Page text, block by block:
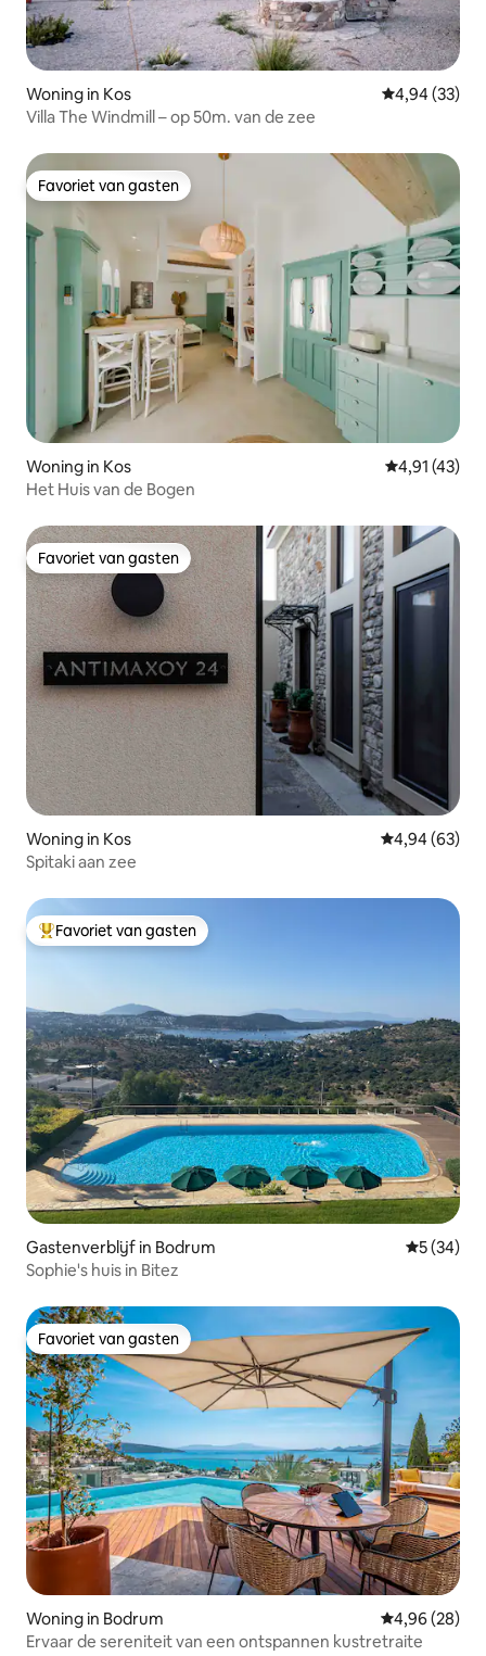
Woning in Kos Gemiddelde
4,94 (33)
Villa The Windmill – op 50m. van de zee
Favoriet van gasten
Favoriet van gasten
Woning in Kos Gemiddelde
4,91 (43)
Het Huis van de Bogen
Favoriet van gasten
Favoriet van gasten
Woning in Kos Gemiddelde
4,94 (63)
Spitaki aan zee
Topfavoriet van gasten
Favoriet van gasten
Gastenverblijf in Bodrum
5 (34)
Sophie's huis in Bitez
Favoriet van gasten
Favoriet van gasten
Woning in Bodrum Gemiddelde
4,96 (28)
Ervaar de sereniteit van een ontspannen kustretraite